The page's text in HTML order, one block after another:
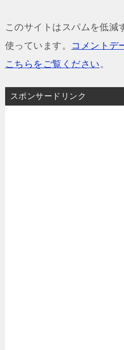
このサイトはスパムを低減
使っています。 コメントデ
こちらをご覧ください 。
スポンサードリンク